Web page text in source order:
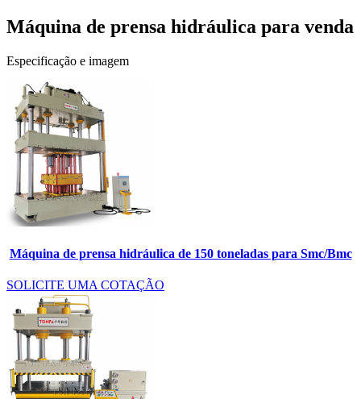
Máquina de prensa hidráulica para venda
Especificação e imagem
Máquina de prensa hidráulica de 150 toneladas para Smc/Bmc
SOLICITE UMA COTAÇÃO